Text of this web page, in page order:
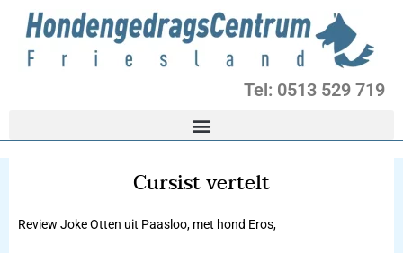
inhoud
Tel: 0513 529 719
Cursist vertelt
Review Joke Otten uit Paasloo, met hond Eros,